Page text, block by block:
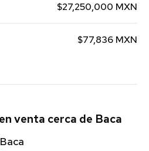
$27,250,000 MXN
$77,836 MXN
venta cerca de Baca